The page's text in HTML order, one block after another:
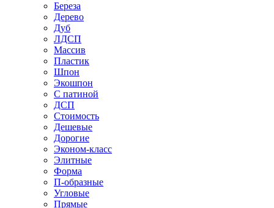
Береза
Дерево
Дуб
ЛДСП
Массив
Пластик
Шпон
Экошпон
С патиной
ДСП
Стоимость
Дешевые
Дорогие
Эконом-класс
Элитные
Форма
П-образные
Угловые
Прямые